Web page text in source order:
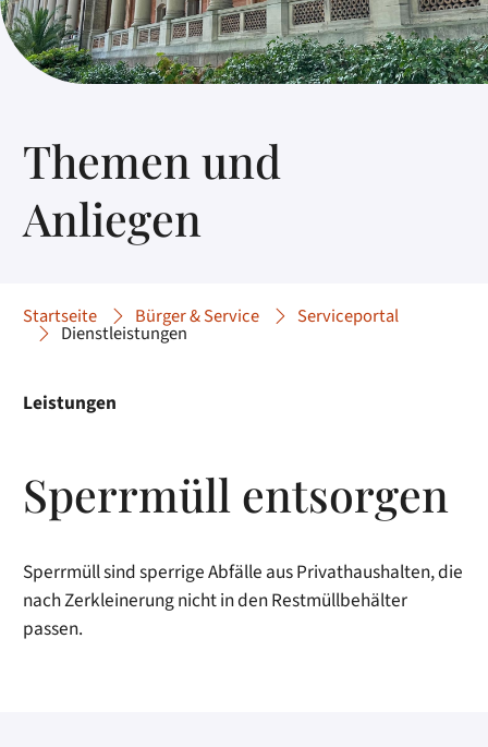
Themen und
Anliegen
Startseite Bürger & Service Serviceportal
Dienstleistungen
Leistungen
Sperrmüll entsorgen
Sperrmüll sind sperrige Abfälle aus Privathaushalten, die
nach Zerkleinerung nicht in den Restmüllbehälter
passen.